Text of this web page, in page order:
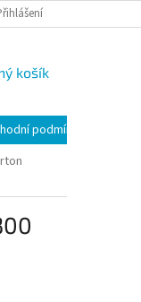
košík
podmínky